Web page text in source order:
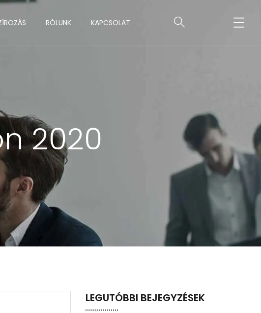
RÓLUNK KAPCSOLAT
2020
LEGUTÓBBI BEJEGYZÉSEK